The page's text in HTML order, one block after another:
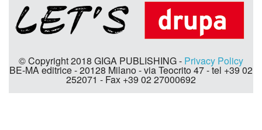
© Copyright 2018 GIGA PUBLISHING - Privacy Policy
BE-MA editrice - 20128 Milano - via Teocrito 47 - tel +39 02
252071 - Fax +39 02 27000692